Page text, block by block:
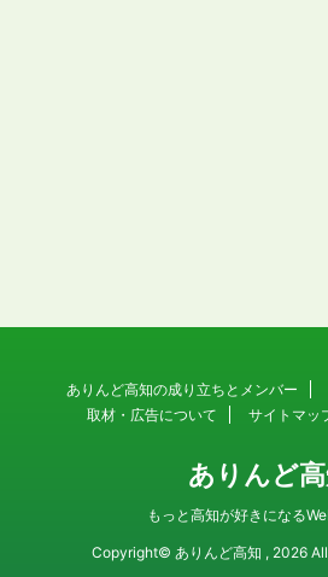
ありんど高知の成り立ちとメンバー
取材・広告について
サイトマッ
ありんど
もっと高知が好きになる
Copyright© ありんど高知 , 2026